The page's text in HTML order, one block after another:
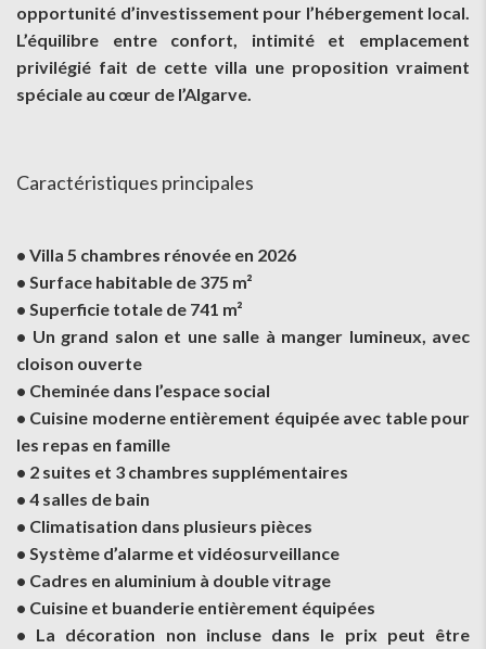
opportunité d’investissement pour l’hébergement local.
L’équilibre entre confort, intimité et emplacement
privilégié fait de cette villa une proposition vraiment
spéciale au cœur de l’Algarve.
Caractéristiques principales
• Villa 5 chambres rénovée en 2026
• Surface habitable de 375 m²
• Superficie totale de 741 m²
• Un grand salon et une salle à manger lumineux, avec
cloison ouverte
• Cheminée dans l’espace social
• Cuisine moderne entièrement équipée avec table pour
les repas en famille
• 2 suites et 3 chambres supplémentaires
• 4 salles de bain
• Climatisation dans plusieurs pièces
• Système d’alarme et vidéosurveillance
• Cadres en aluminium à double vitrage
• Cuisine et buanderie entièrement équipées
• La décoration non incluse dans le prix peut être